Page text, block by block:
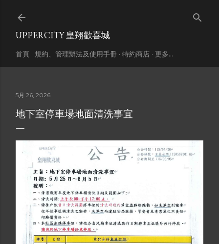
UPPERCITY 皇翔歡喜城
首頁 規約、管理辦法及使用手冊 特約商店 更多…
5月 26, 2026
地下室停車場地面清洗事宜